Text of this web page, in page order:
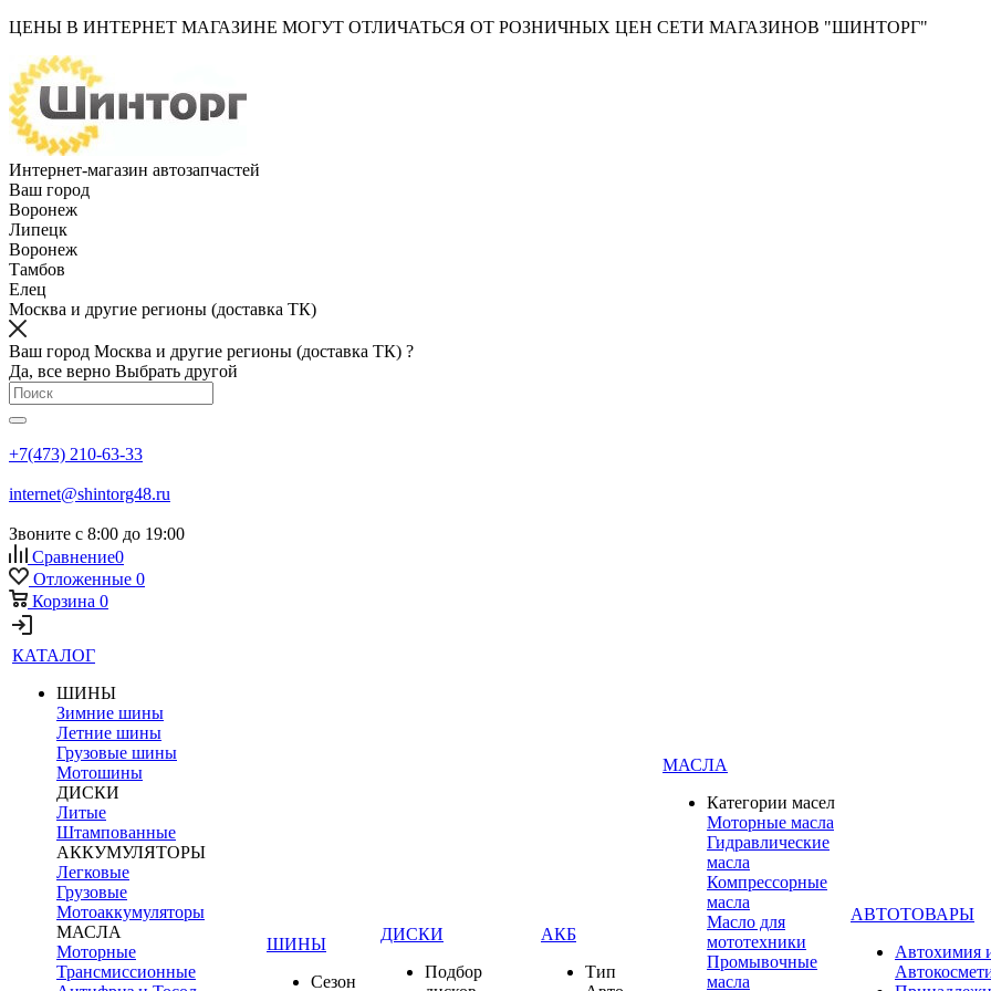
ЦЕНЫ В ИНТЕРНЕТ МАГАЗИНЕ МОГУТ ОТЛИЧАТЬСЯ ОТ РОЗНИЧНЫХ ЦЕН СЕТИ МАГАЗИНОВ "ШИНТОРГ"
Интернет-магазин автозапчастей
Ваш город
Воронеж
Липецк
Воронеж
Тамбов
Елец
Москва и другие регионы (доставка ТК)
Ваш город Москва и другие регионы (доставка ТК) ?
Да, все верно Выбрать другой
+7(473) 210-63-33
internet@shintorg48.ru
Звоните с 8:00 до 19:00
Сравнение0
Отложенные 0
Корзина 0
КАТАЛОГ
ШИНЫ
Зимние шины
Летние шины
Грузовые шины
Мотошины
ДИСКИ
Литые
Штампованные
АККУМУЛЯТОРЫ
Легковые
Грузовые
Мотоаккумуляторы
МАСЛА
Моторные
Трансмиссионные
ШИНЫ
Сезон
ДИСКИ
Подбор
АКБ
Тип
МАСЛА
Категории масел
Моторные масла
Гидравлические
масла
Компрессорные
масла
Масло для
мототехники
Промывочные
масла
АВТОТОВАРЫ
Автохимия